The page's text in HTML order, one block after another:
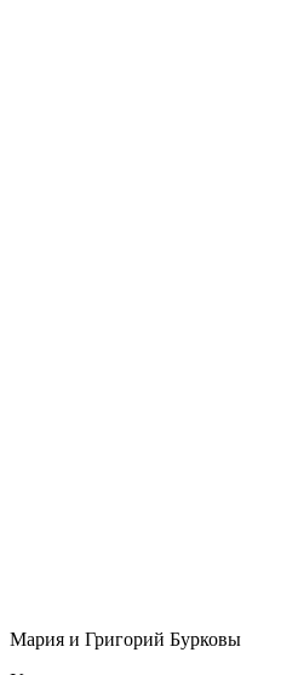
Мария и Григорий Бурковы